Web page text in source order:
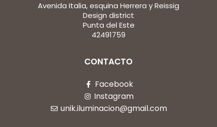
Avenida Italia, esquina Herrera y Reissig
Design district
Punta del Este
42491759
CONTACTO
Facebook
Instagram
unik.iluminacion@gmail.com